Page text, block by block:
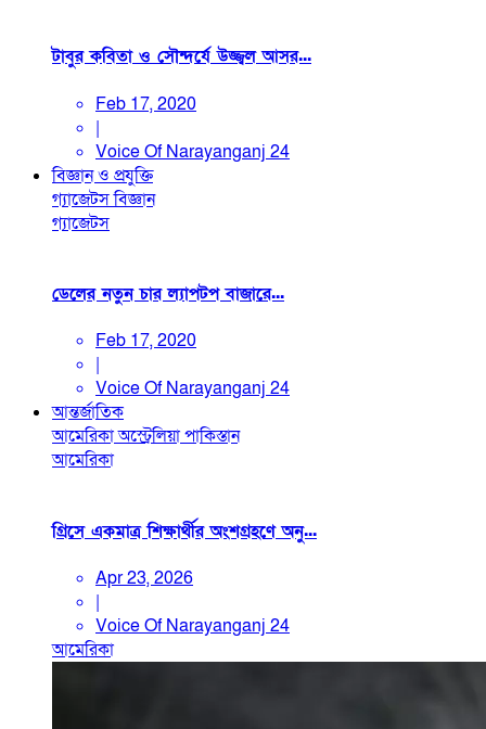
টাবুর কবিতা ও সৌন্দর্যে উজ্জ্বল আসর...
Feb 17, 2020
|
Voice Of Narayanganj 24
বিজ্ঞান ও প্রযুক্তি
গ্যাজেটসবিজ্ঞান
গ্যাজেটস
ডেলের নতুন চার ল্যাপটপ বাজারে...
Feb 17, 2020
|
Voice Of Narayanganj 24
আন্তর্জাতিক
আমেরিকাঅস্ট্রেলিয়াপাকিস্তান
আমেরিকা
গ্রিসে একমাত্র শিক্ষার্থীর অংশগ্রহণে অনু...
Apr 23, 2026
|
Voice Of Narayanganj 24
আমেরিকা